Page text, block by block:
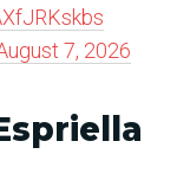
7, 2026